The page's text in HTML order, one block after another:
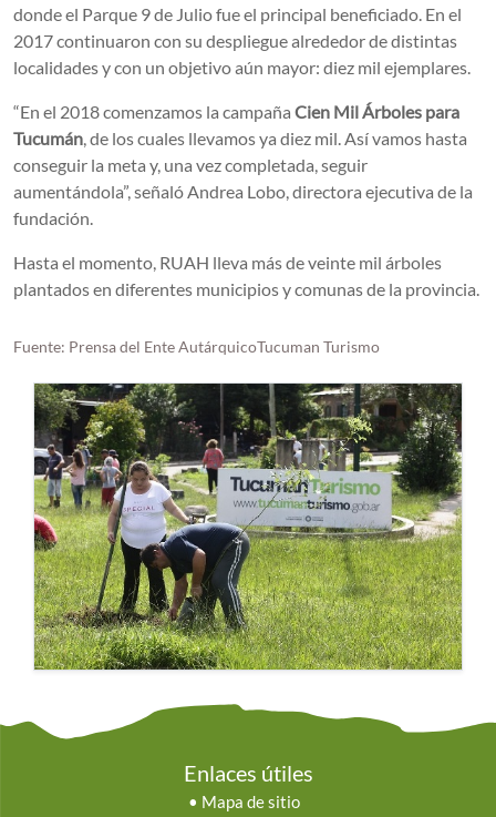
donde el Parque 9 de Julio fue el principal beneficiado. En el
2017 continuaron con su despliegue alrededor de distintas
localidades y con un objetivo aún mayor: diez mil ejemplares.
“En el 2018 comenzamos la campaña Cien Mil Árboles para
Tucumán, de los cuales llevamos ya diez mil. Así vamos hasta
conseguir la meta y, una vez completada, seguir
aumentándola”, señaló Andrea Lobo, directora ejecutiva de la
fundación.
Hasta el momento, RUAH lleva más de veinte mil árboles
plantados en diferentes municipios y comunas de la provincia.
Fuente: Prensa del Ente AutárquicoTucuman Turismo
Enlaces útiles
• Mapa de sitio